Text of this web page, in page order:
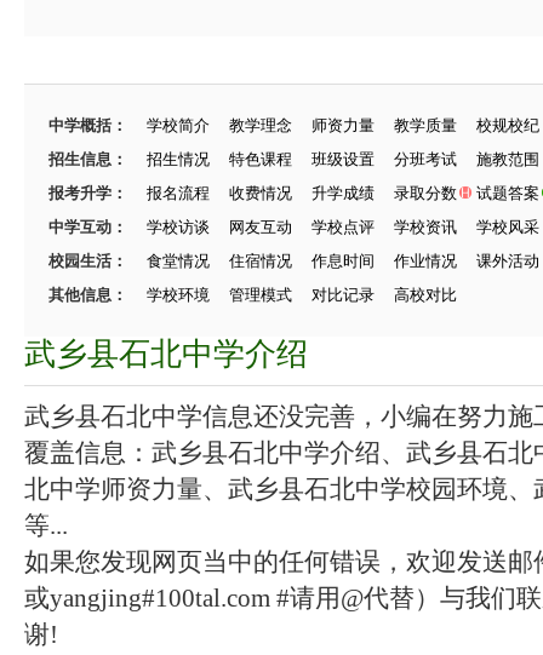
中学概括： 学校简介 教学理念 师资力量 教学质量
校规校纪
招生信息：
招生情况 特色课程 班级设置 分班考试
施教范围
报考升学：
报名流程 收费情况 升学成绩 录取分数
试题答案
中学互动：
学校访谈 网友互动 学校点评 学校资讯
学校风采
校园生活：
食堂情况 住宿情况 作息时间 作业情况
课外活动
其他信息：
学校环境 管理模式 对比记录 高校对比
武乡县石北中学介绍
武乡县石北中学信息还没完善，小编在努力施
覆盖信息：武乡县石北中学介绍、武乡县石
北中学师资力量、武乡县石北中学校园环境
等...
如果您发现网页当中的任何错误，欢迎发送邮
或yangjing#100tal.com #请用@代替）与我们
谢!